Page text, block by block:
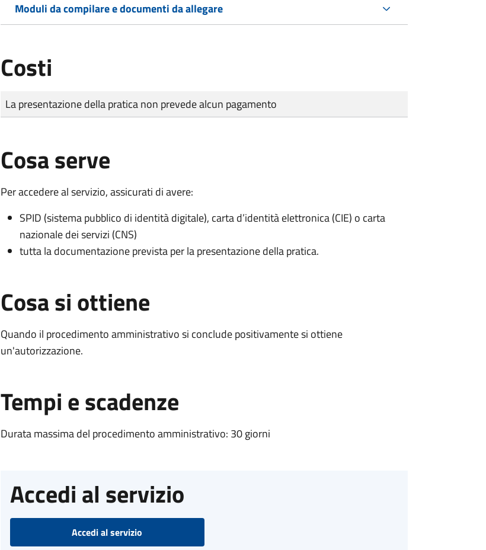
Moduli da compilare e documenti da allegare
Costi
Tipo di pagamento
Importo
La presentazione della pratica non prevede alcun pagamento
Cosa serve
Per accedere al servizio, assicurati di avere:
SPID (sistema pubblico di identità digitale), carta d’identità elettronica (CIE) o carta
nazionale dei servizi (CNS)
tutta la documentazione prevista per la presentazione della pratica.
Cosa si ottiene
Quando il procedimento amministrativo si conclude positivamente si ottiene
un'autorizzazione.
Tempi e scadenze
Durata massima del procedimento amministrativo: 30 giorni
Accedi al servizio
Accedi al servizio